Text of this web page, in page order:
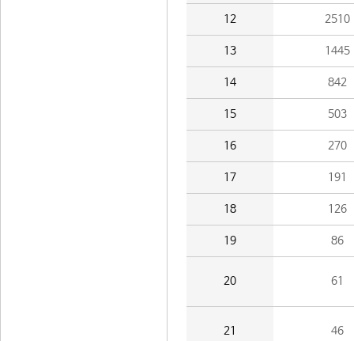
12 2510
13 1445
14 842
15 503
16 270
17 191
18 126
19 86
20 61
21 46